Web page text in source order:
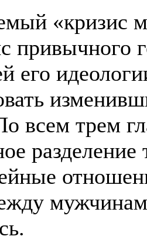
«кризис
привычного
его
всем трем
разделение